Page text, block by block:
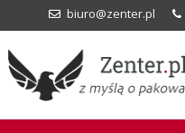
biuro@zenter.pl